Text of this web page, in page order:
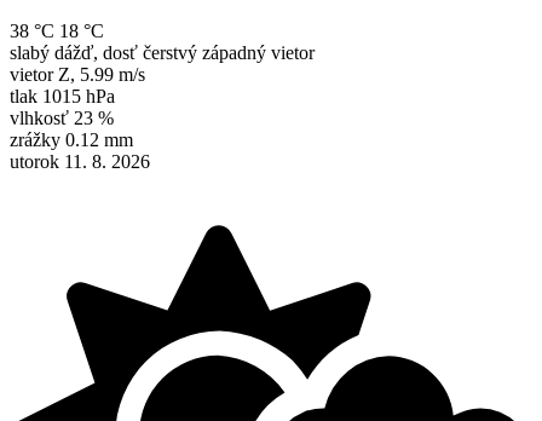
38 °C 18 °C
slabý dážď, dosť čerstvý západný vietor
vietor Z, 5.99 m/s
tlak 1015 hPa
vlhkosť 23 %
zrážky 0.12 mm
utorok 11. 8. 2026